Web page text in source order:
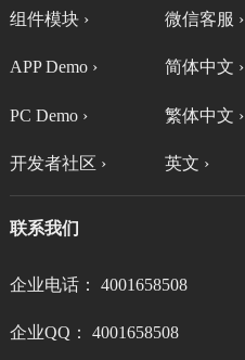
组件模块 ›
APP Demo ›
PC Demo ›
开发者社区 ›
微信客服 ›
简体中文 ›
繁体中文 ›
英文 ›
联系我们
企业电话： 4001658508
企业QQ： 4001658508